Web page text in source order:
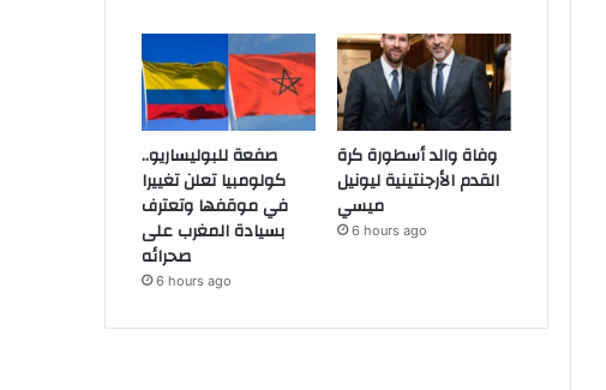
صفعة للبوليساريو..
كولومبيا تعلن تغييرا
في موقفها وتعترف
بسيادة المغرب على
صحرائه
6 hours ago
وفاة والد أسطورة كرة
القدم الأرجنتينية ليونيل
ميسي
6 hours ago